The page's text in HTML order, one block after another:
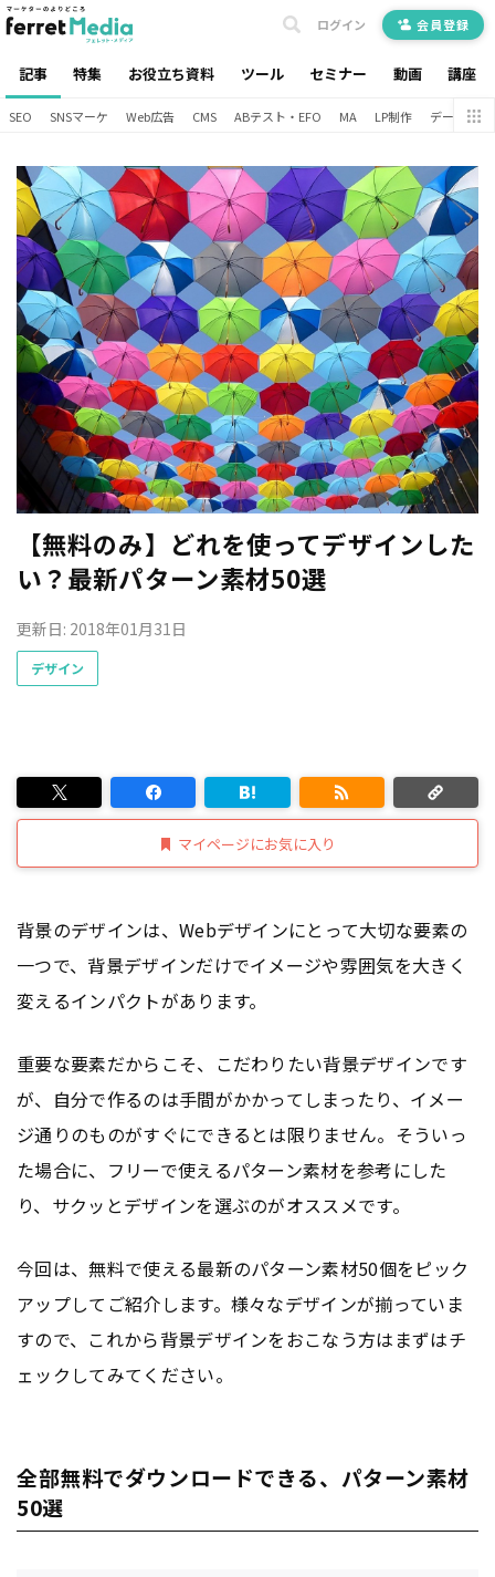
記事 特集 お役立ち資料 ツール セミナー 動画 講座
ログイン 会員登録
SEO SNSマーケ Web広告 CMS ABテスト・EFO MA LP制作 データ分析
【無料のみ】どれを使ってデザインした
い？最新パターン素材50選
更新日: 2018年01月31日
デザイン
マイページにお気に入り
背景のデザインは、Webデザインにとって大切な要素の
一つで、背景デザインだけでイメージや雰囲気を大きく
変えるインパクトがあります。
重要な要素だからこそ、こだわりたい背景デザインです
が、自分で作るのは手間がかかってしまったり、イメー
ジ通りのものがすぐにできるとは限りません。そういっ
た場合に、フリーで使えるパターン素材を参考にした
り、サクッとデザインを選ぶのがオススメです。
今回は、無料で使える最新のパターン素材50個をピック
アップしてご紹介します。様々なデザインが揃っていま
すので、これから背景デザインをおこなう方はまずはチ
ェックしてみてください。
全部無料でダウンロードできる、パターン素材
50選